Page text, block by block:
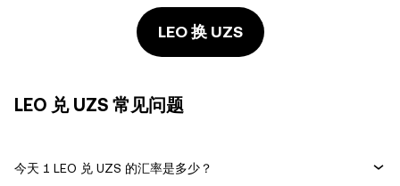
LEO 换 UZS
LEO 兑 UZS 常见问题
今天 1 LEO 兑 UZS 的汇率是多少？